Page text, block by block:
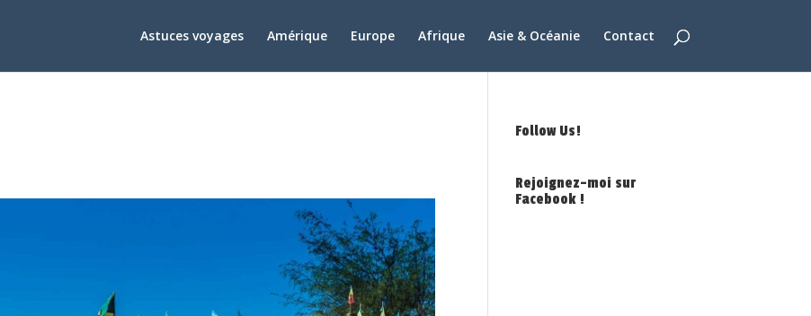
Astuces voyages Amérique Europe Afrique Asie & Océanie Contact
Follow Us!
Rejoignez-moi sur
Facebook !